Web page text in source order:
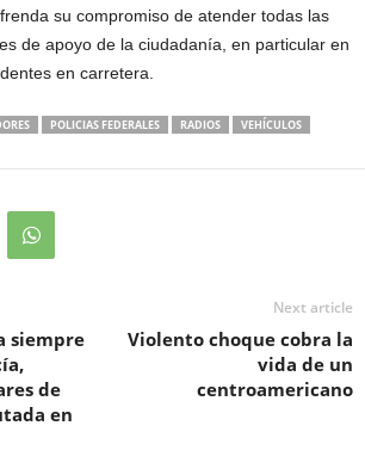
su compromiso de atender todas las
de apoyo de la ciudadanía, en particular en
en carretera.
POLICIAS FEDERALES RADIOS
VEHÍCULOS
siempre
de
en
Next article
Violento choque cobra la
vida de un
centroamericano